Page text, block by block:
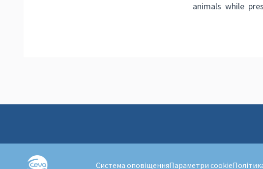
animals while
Система оповіщенняПараметри cookie